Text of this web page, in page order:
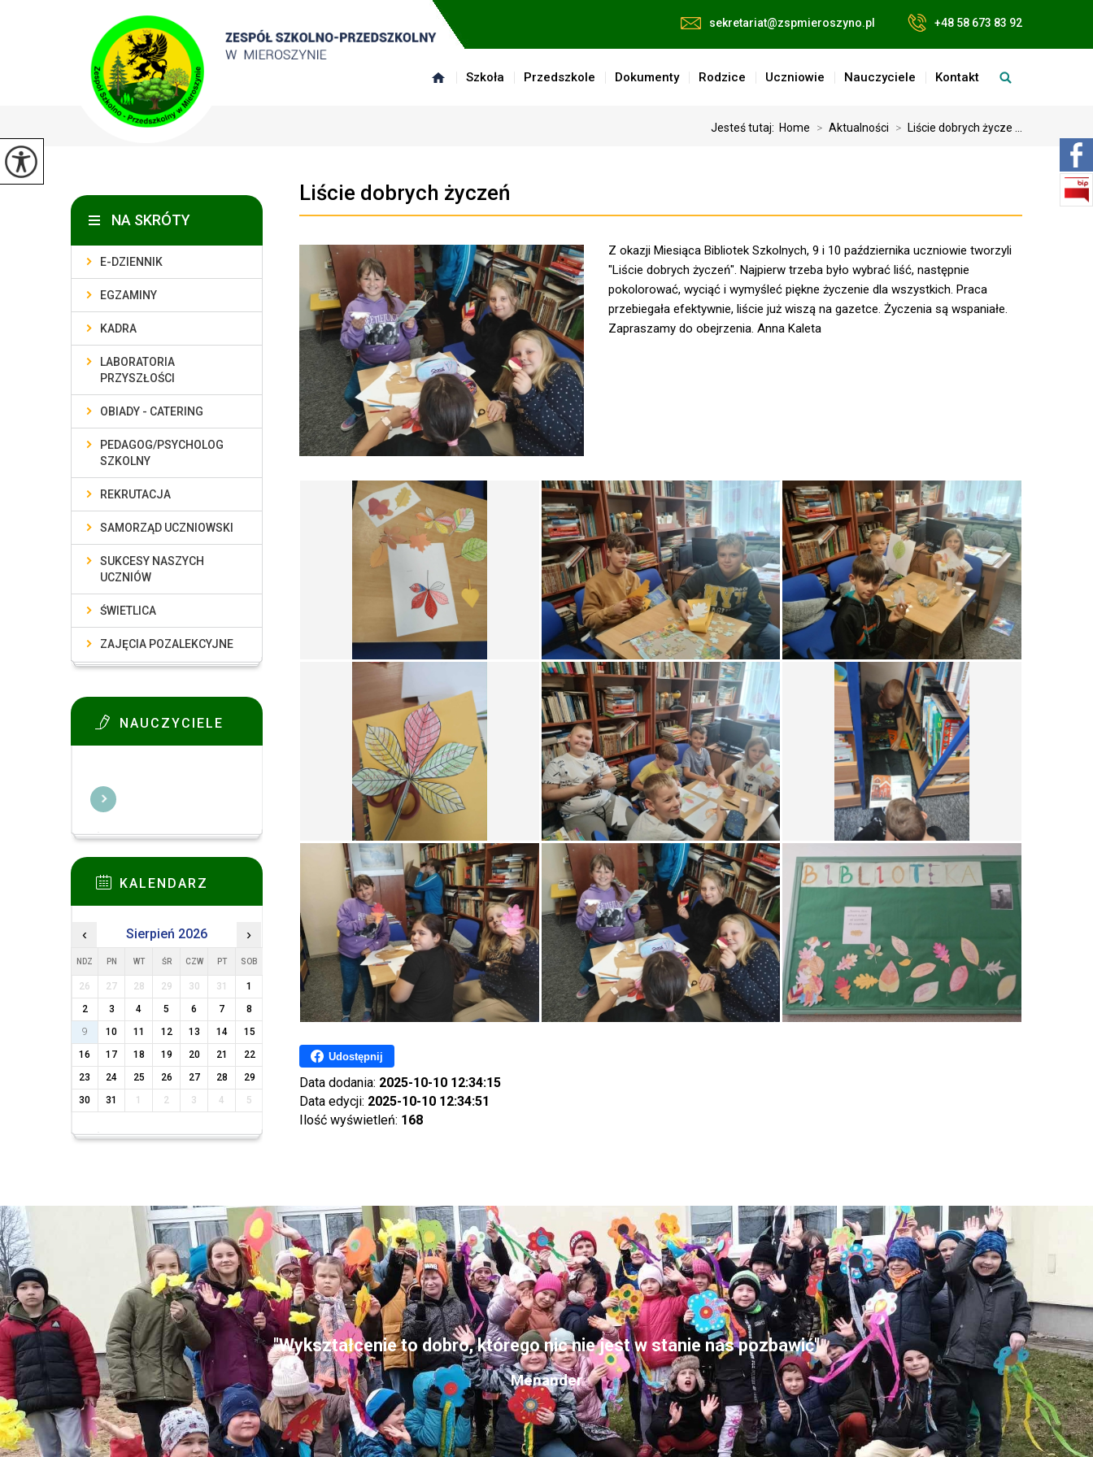
sekretariat@zspmieroszyno.pl +48 58 673 83 92
Szkoła Przedszkole Dokumenty Rodzice Uczniowie Nauczyciele Kontakt
Jesteś tutaj: Home > Aktualności > Liście dobrych życze ...
Liście dobrych życzeń
Z okazji Miesiąca Bibliotek Szkolnych, 9 i 10 października uczniowie tworzyli
"Liście dobrych życzeń". Najpierw trzeba było wybrać liść, następnie
pokolorować, wyciąć i wymyśleć piękne życzenie dla wszystkich. Praca
przebiegała efektywnie, liście już wiszą na gazetce. Życzenia są wspaniałe.
Zapraszamy do obejrzenia. Anna Kaleta
Udostępnij
Data dodania: 2025-10-10 12:34:15
Data edycji: 2025-10-10 12:34:51
Ilość wyświetleń: 168
NA SKRÓTY
E-DZIENNIK
EGZAMINY
KADRA
LABORATORIA
PRZYSZŁOŚCI
OBIADY - CATERING
PEDAGOG/PSYCHOLOG
SZKOLNY
REKRUTACJA
SAMORZĄD UCZNIOWSKI
SUKCESY NASZYCH
UCZNIÓW
ŚWIETLICA
ZAJĘCIA POZALEKCYJNE
NAUCZYCIELE
KALENDARZ
‹ Sierpień 2026 ›
NDZ PN WT ŚR CZW PT SOB
26 27 28 29 30 31
1
2
3 4 5 6 7
8
9
10 11 12 13 14
15
16
17 18 19 20 21
22
23
24 25 26 27 28
29
30
31 1 2 3 4 5
"Wykształcenie to dobro, którego nic nie jest w stanie nas pozbawić"
Menander